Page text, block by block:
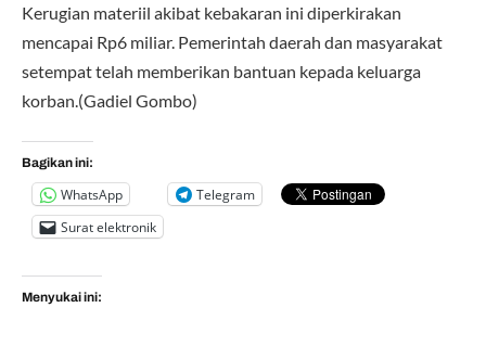
Kerugian materiil akibat kebakaran ini diperkirakan
mencapai Rp6 miliar. Pemerintah daerah dan masyarakat
setempat telah memberikan bantuan kepada keluarga
korban.(Gadiel Gombo)
Bagikan ini:
WhatsApp
Telegram
Surat elektronik
Menyukai ini: